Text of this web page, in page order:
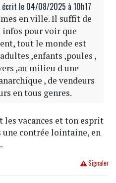
le 04/08/2025 à 10h17
en ville. Il suffit de
infos pour voir que
tout le monde est
,enfants ,poules ,
,au milieu d une
, de vendeurs
en tous genres.
les vacances et ton esprit
une contrée lointaine, en
Signaler